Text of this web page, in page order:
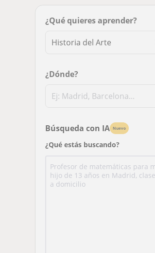
¿Qué quieres aprender?
¿Dónde?
Búsqueda con IA Nuevo
¿Qué estás buscando?